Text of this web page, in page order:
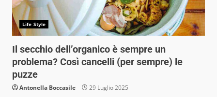
Life Style
Il secchio dell’organico è sempre un
problema? Così cancelli (per sempre) le
puzze
Antonella Boccasile 29 Luglio 2025